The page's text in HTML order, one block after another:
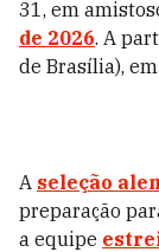
31, em
de 2026. A
de Brasília),
A seleção
preparação
a equipe